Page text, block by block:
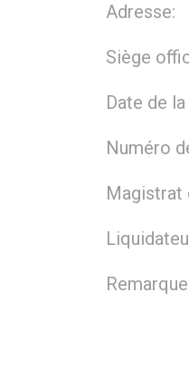
Adresse:
Siège
Date de
Numéro
Magistrat